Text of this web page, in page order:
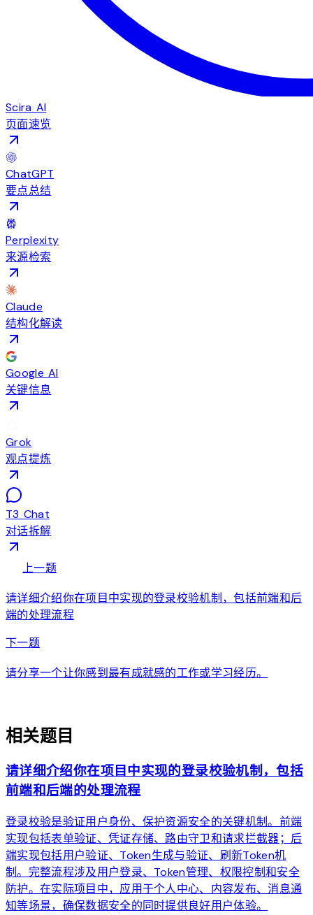
Scira AI
页面速览
ChatGPT
要点总结
Perplexity
来源检索
Claude
结构化解读
Google AI
关键信息
Grok
观点提炼
T3 Chat
对话拆解
上一题
请详细介绍你在项目中实现的登录校验机制，包括前端和后
端的处理流程
下一题arrow_forward
请分享一个让你感到最有成就感的工作或学习经历。
相关题目
请详细介绍你在项目中实现的登录校验机制，包括
前端和后端的处理流程
登录校验是验证用户身份、保护资源安全的关键机制。前端
实现包括表单验证、凭证存储、路由守卫和请求拦截器；后
端实现包括用户验证、Token生成与验证、刷新Token机
制。完整流程涉及用户登录、Token管理、权限控制和安全
防护。在实际项目中，应用于个人中心、内容发布、消息通
知等场景，确保数据安全的同时提供良好用户体验。